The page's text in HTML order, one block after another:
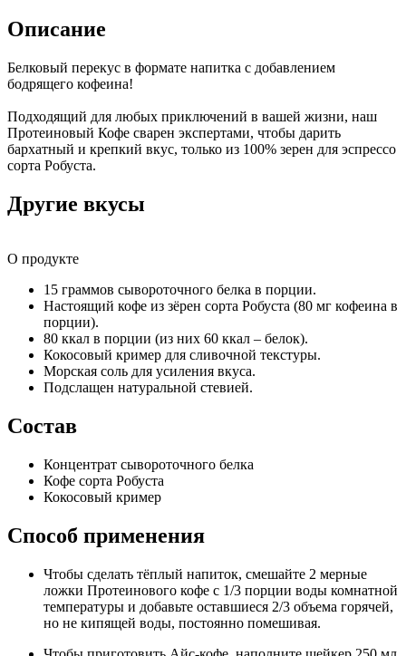
Описание
Белковый перекус в формате напитка с добавлением
бодрящего кофеина!
Подходящий для любых приключений в вашей жизни, наш
Протеиновый Кофе сварен экспертами, чтобы дарить
бархатный и крепкий вкус, только из 100% зерен для эспрессо
сорта Робуста.
Другие вкусы
О продукте
15 граммов сывороточного белка в порции.
Настоящий кофе из зёрен сорта Робуста (80 мг кофеина в
порции).
80 ккал в порции (из них 60 ккал – белок).
Кокосовый кример для сливочной текстуры.
Морская соль для усиления вкуса.
Подслащен натуральной стевией.
Состав
Концентрат сывороточного белка
Кофе сорта Робуста
Кокосовый кример
Способ применения
Чтобы сделать тёплый напиток, смешайте 2 мерные
ложки Протеинового кофе с 1/3 порции воды комнатной
температуры и добавьте оставшиеся 2/3 объема горячей,
но не кипящей воды, постоянно помешивая.